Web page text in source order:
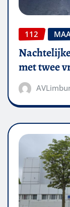
112
met twee